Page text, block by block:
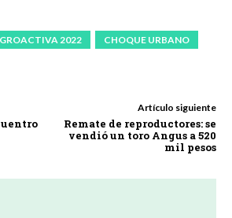
2022
CHOQUE URBANO
Artículo siguiente
Remate de reproductores: se
vendió un toro Angus a 520
mil pesos